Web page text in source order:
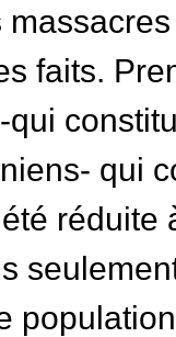
faits.
qui
qui